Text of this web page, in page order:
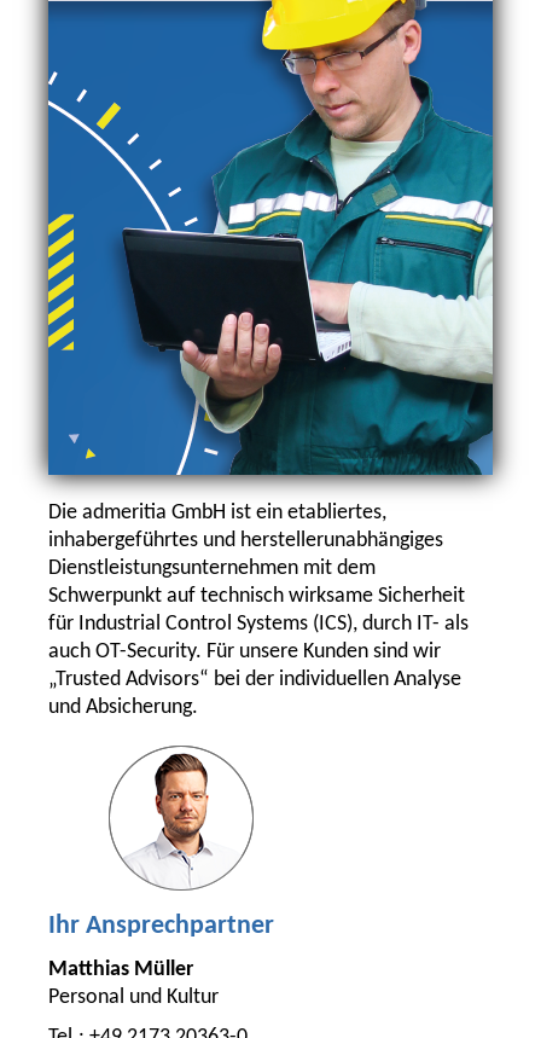
Die admeritia GmbH ist ein etabliertes,
inhabergeführtes und herstellerunabhängiges
Dienstleistungsunternehmen mit dem
Schwerpunkt auf technisch wirksame Sicherheit
für Industrial Control Systems (ICS), durch IT- als
auch OT-Security. Für unsere Kunden sind wir
„Trusted Advisors“ bei der individuellen Analyse
und Absicherung.
Ihr Ansprechpartner
Matthias Müller
Personal und Kultur